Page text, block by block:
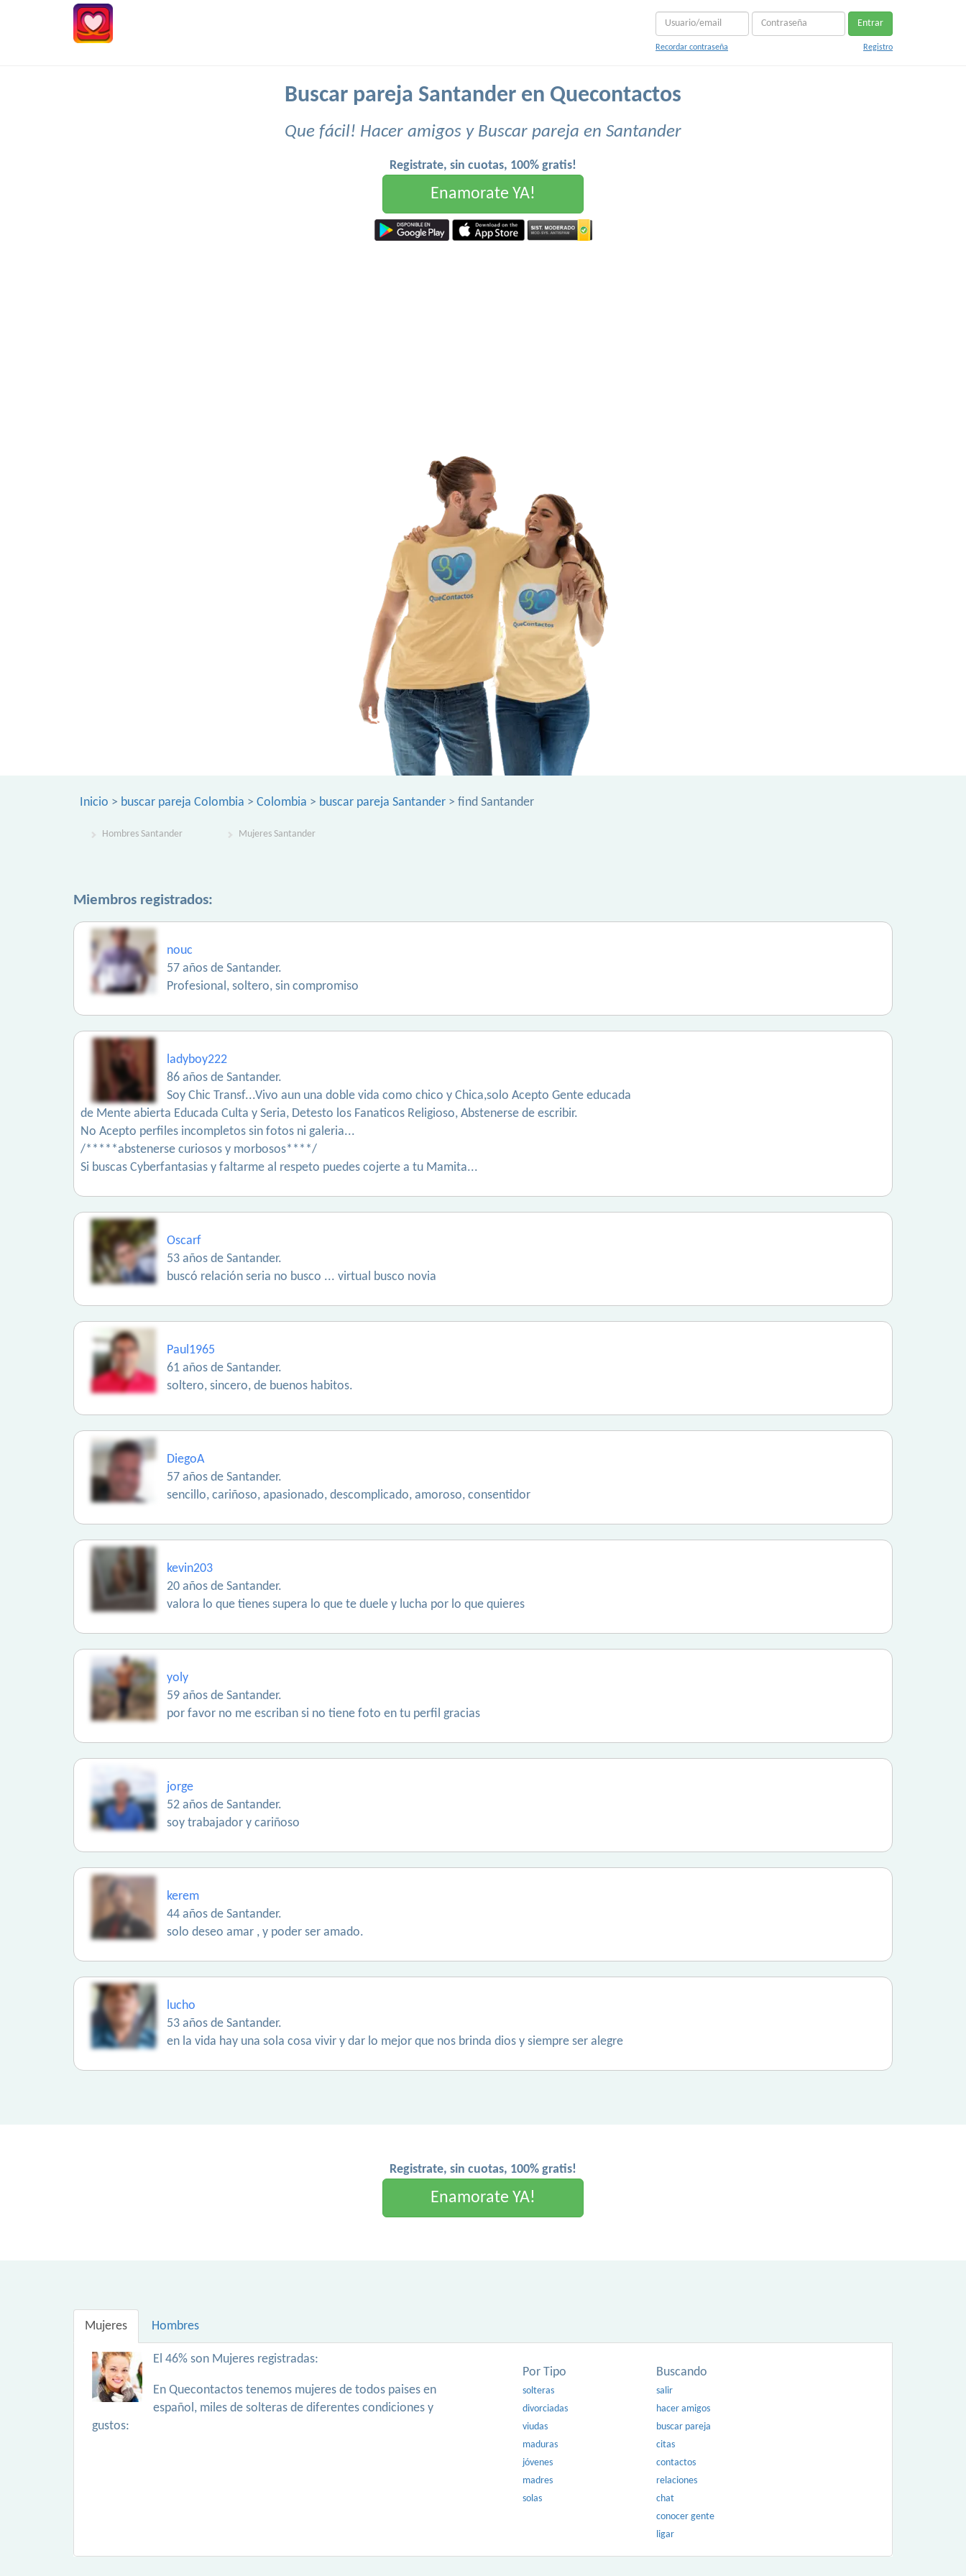
Entrar
Recordar contraseña Registro
Buscar pareja Santander en Quecontactos
Que fácil! Hacer amigos y Buscar pareja en Santander
Registrate, sin cuotas, 100% gratis!
Enamorate YA!
Inicio > buscar pareja Colombia > Colombia > buscar pareja Santander > find Santander
Hombres Santander Mujeres Santander
Miembros registrados:
nouc
57 años de Santander.
Profesional, soltero, sin compromiso
ladyboy222
86 años de Santander.
Soy Chic Transf...Vivo aun una doble vida como chico y Chica,solo Acepto Gente educada
de Mente abierta Educada Culta y Seria, Detesto los Fanaticos Religioso, Abstenerse de escribir.
No Acepto perfiles incompletos sin fotos ni galeria...
/*****abstenerse curiosos y morbosos****/
Si buscas Cyberfantasias y faltarme al respeto puedes cojerte a tu Mamita...
Oscarf
53 años de Santander.
buscó relación seria no busco ... virtual busco novia
Paul1965
61 años de Santander.
soltero, sincero, de buenos habitos.
DiegoA
57 años de Santander.
sencillo, cariñoso, apasionado, descomplicado, amoroso, consentidor
kevin203
20 años de Santander.
valora lo que tienes supera lo que te duele y lucha por lo que quieres
yoly
59 años de Santander.
por favor no me escriban si no tiene foto en tu perfil gracias
jorge
52 años de Santander.
soy trabajador y cariñoso
kerem
44 años de Santander.
solo deseo amar , y poder ser amado.
lucho
53 años de Santander.
en la vida hay una sola cosa vivir y dar lo mejor que nos brinda dios y siempre ser alegre
Registrate, sin cuotas, 100% gratis!
Enamorate YA!
Mujeres Hombres
El 46% son Mujeres registradas:
En Quecontactos tenemos mujeres de todos paises en
español, miles de solteras de diferentes condiciones y
gustos:
Por Tipo
solteras
divorciadas
viudas
maduras
jóvenes
madres
solas
Buscando
salir
hacer amigos
buscar pareja
citas
contactos
relaciones
chat
conocer gente
ligar